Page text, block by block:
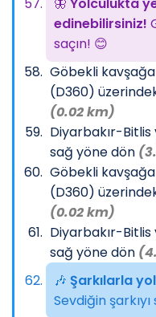
🦋 Yolculukta
edinebilirsiniz!
saçın! 😊
Göbekli
(D360)
(0.02 km)
Diyarbakır-
sağ yöne dön
Göbekli
(D360)
(0.02 km)
Diyarbakır-
sağ yöne dön
🎶 Şarkılarla
Sevdiğin